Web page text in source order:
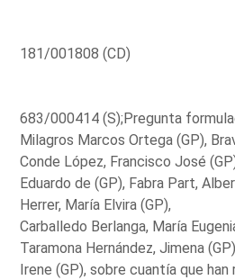
181/001808 (CD)
683/000414 (S);Pregunta
Milagros Marcos Ortega (GP),
Conde López, Francisco José
Eduardo de (GP), Fabra Part,
Herrer, María Elvira (GP),
Carballedo Berlanga, María
Taramona Hernández, Jimena
Irene (GP), sobre cuantía que